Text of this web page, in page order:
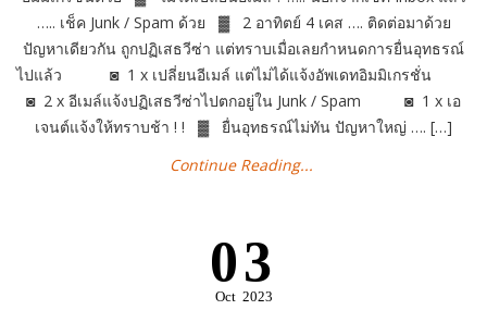
….. เช็ค Junk / Spam ด้วย ▓ 2 อาทิตย์ 4 เคส …. ติดต่อมาด้วย
ปัญหาเดียวกัน ถูกปฏิเสธวีซ่า แต่ทราบเมื่อเลยกำหนดการยื่นอุทธรณ์
ไปแล้ว ◙ 1 x เปลี่ยนอีเมล์ แต่ไม่ได้แจ้งอัพเดทอิมมิเกรชั่น
◙ 2 x อีเมล์แจ้งปฏิเสธวีซ่าไปตกอยู่ใน Junk / Spam ◙ 1 x เอ
เจนต์แจ้งให้ทราบช้า ! ! ▓ ยื่นอุทธรณ์ไม่ทัน ปัญหาใหญ่ …. […]
Continue Reading...
03
Oct 2023